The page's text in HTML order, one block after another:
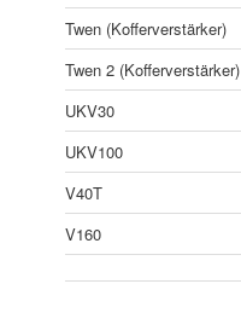
Twen (Kofferverstärker)
Twen 2 (Kofferverstärker)
UKV30
UKV100
V40T
V160